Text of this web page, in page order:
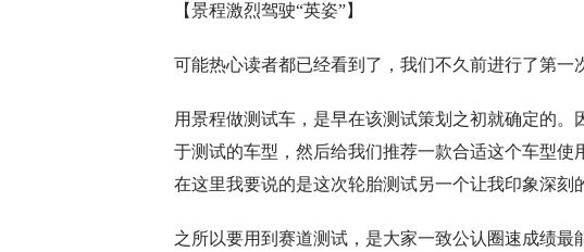
【景程激烈驾驶“英姿”】
可能热心读者都已经看到了，我们不久前进行了第一
用景程做测试车，是早在该测试策划之初就确定的
于测试的车型，然后给我们推荐一款合适这个车型使
在这里我要说的是这次轮胎测试另一个让我印象深
之所以要用到赛道测试，是大家一致公认圈速成绩